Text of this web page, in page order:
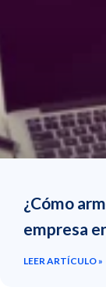
¿Cómo
empresa
LEER ARTÍCULO »